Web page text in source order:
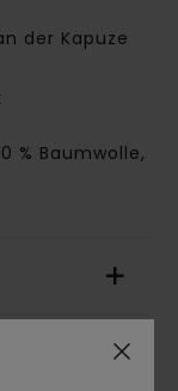
der Kapuze
% Baumwolle,